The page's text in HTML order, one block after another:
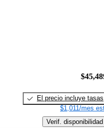
El precio incluye tasas
$1,011/mes
Verif. disponibilidad